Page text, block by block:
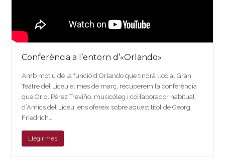
Conferència a l’entorn d’«Orlando»
Amb motiu de la funció d’Orlando que tindrà lloc al Gran
Teatre del Liceu el mes de març, recuperem la conferència
que Oriol Pérez Treviño, musicòleg i col·laborador habitual
d’Amics del Liceu, ens ofereix sobre aquest títol de Georg
Friedrich…
Llegir més